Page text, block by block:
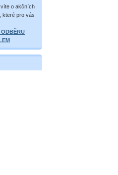
o akčních
které pro vás